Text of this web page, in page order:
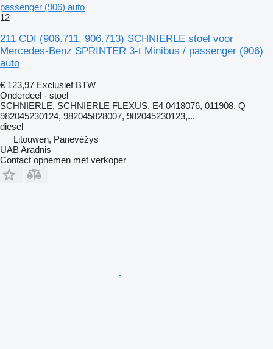
passenger (906) auto
12
211 CDI (906.711, 906.713) SCHNIERLE stoel voor
Mercedes-Benz SPRINTER 3-t Minibus / passenger (906)
auto
€ 123,97 Exclusief BTW
Onderdeel - stoel
SCHNIERLE, SCHNIERLE FLEXUS, E4 0418076, 011908, Q
982045230124, 982045828007, 982045230123,...
diesel
Litouwen, Panevėžys
UAB Aradnis
Contact opnemen met verkoper